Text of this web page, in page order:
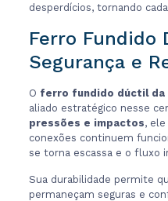
desperdícios, tornando
Ferro Fundido
Segurança e
O ferro fundido dúctil da
aliado estratégico nesse
pressões e impactos,
conexões continuem
se torna escassa e o fluxo
Sua durabilidade permite
permaneçam seguras e